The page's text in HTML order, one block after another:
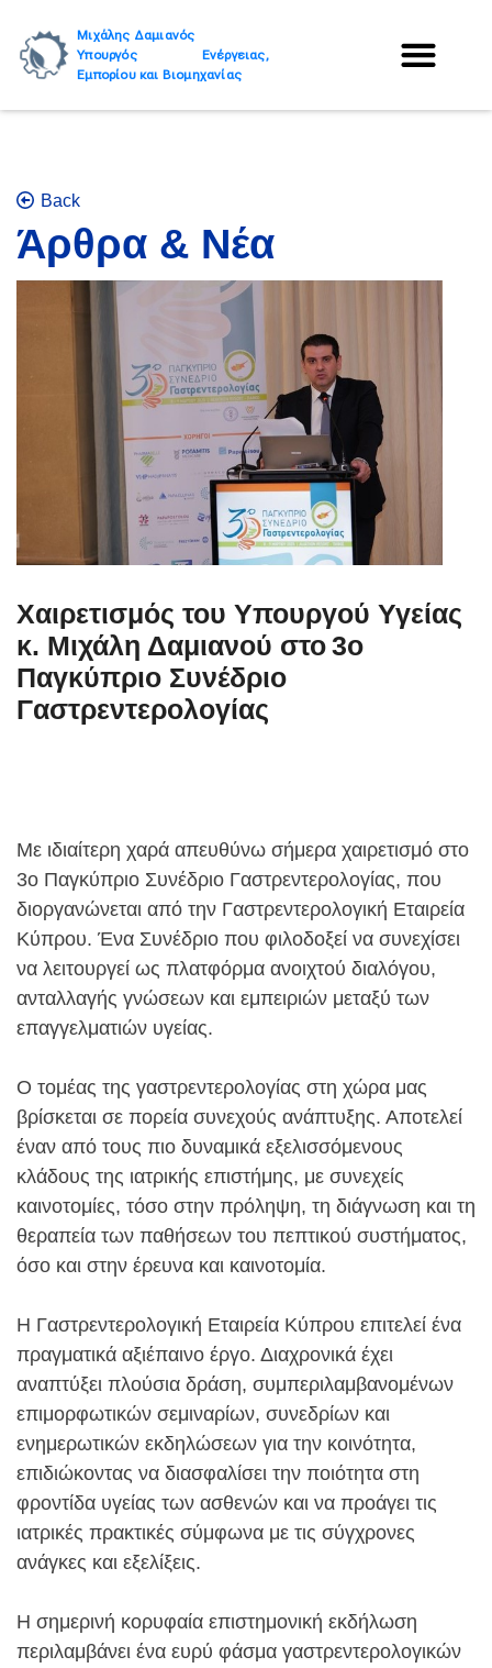
Μιχάλης Δαμιανός
Υπουργός Ενέργειας,
Εμπορίου και Βιομηχανίας
Back
Άρθρα & Νέα
Χαιρετισμός του Υπουργού Υγείας
κ. Μιχάλη Δαμιανού στο 3ο
Παγκύπριο Συνέδριο
Γαστρεντερολογίας
Με ιδιαίτερη χαρά απευθύνω σήμερα χαιρετισμό στο
3ο Παγκύπριο Συνέδριο Γαστρεντερολογίας, που
διοργανώνεται από την Γαστρεντερολογική Εταιρεία
Κύπρου. Ένα Συνέδριο που φιλοδοξεί να συνεχίσει
να λειτουργεί ως πλατφόρμα ανοιχτού διαλόγου,
ανταλλαγής γνώσεων και εμπειριών μεταξύ των
επαγγελματιών υγείας.
Ο τομέας της γαστρεντερολογίας στη χώρα μας
βρίσκεται σε πορεία συνεχούς ανάπτυξης. Αποτελεί
έναν από τους πιο δυναμικά εξελισσόμενους
κλάδους της ιατρικής επιστήμης, με συνεχείς
καινοτομίες, τόσο στην πρόληψη, τη διάγνωση και τη
θεραπεία των παθήσεων του πεπτικού συστήματος,
όσο και στην έρευνα και καινοτομία.
Η Γαστρεντερολογική Εταιρεία Κύπρου επιτελεί ένα
πραγματικά αξιέπαινο έργο. Διαχρονικά έχει
αναπτύξει πλούσια δράση, συμπεριλαμβανομένων
επιμορφωτικών σεμιναρίων, συνεδρίων και
ενημερωτικών εκδηλώσεων για την κοινότητα,
επιδιώκοντας να διασφαλίσει την ποιότητα στη
φροντίδα υγείας των ασθενών και να προάγει τις
ιατρικές πρακτικές σύμφωνα με τις σύγχρονες
ανάγκες και εξελίξεις.
Η σημερινή κορυφαία επιστημονική εκδήλωση
περιλαμβάνει ένα ευρύ φάσμα γαστρεντερολογικών